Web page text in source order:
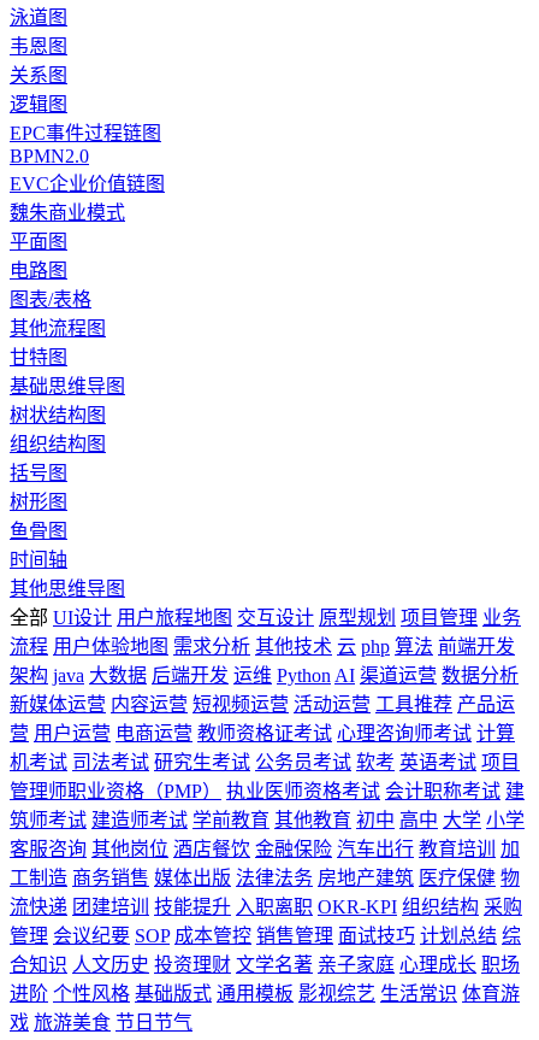
泳道图
韦恩图
关系图
逻辑图
EPC事件过程链图
BPMN2.0
EVC企业价值链图
魏朱商业模式
平面图
电路图
图表/表格
其他流程图
甘特图
基础思维导图
树状结构图
组织结构图
括号图
树形图
鱼骨图
时间轴
其他思维导图
全部 UI设计 用户旅程地图 交互设计 原型规划 项目管理 业务
流程 用户体验地图 需求分析 其他技术 云 php 算法 前端开发
架构 java 大数据 后端开发 运维 Python AI 渠道运营 数据分析
新媒体运营 内容运营 短视频运营 活动运营 工具推荐 产品运
营 用户运营 电商运营 教师资格证考试 心理咨询师考试 计算
机考试 司法考试 研究生考试 公务员考试 软考 英语考试 项目
管理师职业资格（PMP）
执业医师资格考试 会计职称考试 建
筑师考试 建造师考试 学前教育 其他教育 初中 高中 大学 小学
客服咨询 其他岗位 酒店餐饮 金融保险 汽车出行 教育培训
加
工制造 商务销售 媒体出版 法律法务 房地产建筑 医疗保健 物
流快递 团建培训 技能提升 入职离职 OKR-KPI 组织结构 采购
管理 会议纪要 SOP 成本管控 销售管理 面试技巧 计划总结 综
合知识 人文历史 投资理财 文学名著 亲子家庭 心理成长 职场
进阶 个性风格 基础版式 通用模板 影视综艺 生活常识 体育游
戏 旅游美食 节日节气